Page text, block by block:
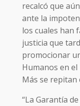
recalcó que
ante la
los cuales han
justicia que
promocionar
Humanos en el
Más se repitan
“La Garantía